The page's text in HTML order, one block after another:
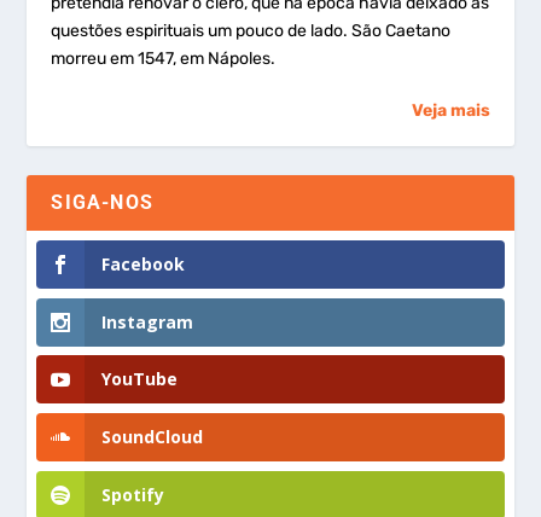
questões espirituais um pouco de lado. São Caetano
morreu em 1547, em Nápoles.
Veja mais
SIGA-NOS
Facebook
Instagram
YouTube
SoundCloud
Spotify